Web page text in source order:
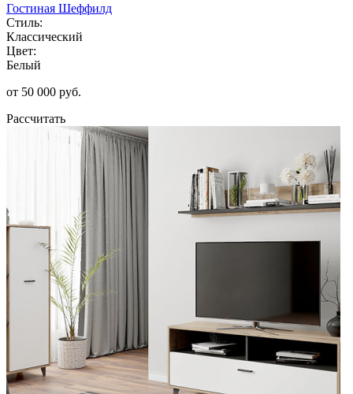
Гостиная Шеффилд
Стиль:
Классический
Цвет:
Белый
от 50 000 руб.
Рассчитать